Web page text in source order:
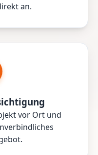
an.
vor Ort und